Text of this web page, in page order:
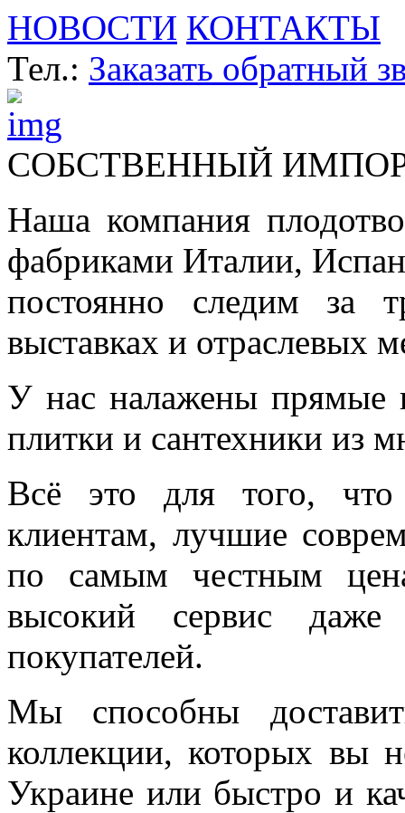
НОВОСТИ КОНТАКТЫ
Тел.: Заказать обратный
СОБСТВЕННЫЙ
Наша компания
фабриками Италии,
постоянно следим за
выставках и отраслевых
У нас налажены прямые
плитки и сантехники из
Всё это для того,
клиентам, лучшие
по самым честным
высокий сервис даже
покупателей.
Мы способны
коллекции, которых вы
Украине или быстро и